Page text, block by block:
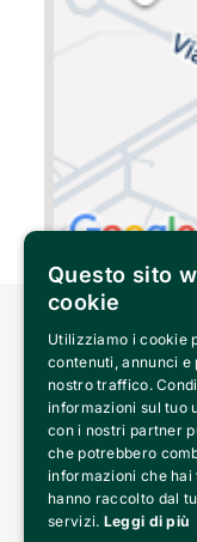
Questo sito
cookie
Utilizziamo i cookie
contenuti, annunci e
nostro traffico.
informazioni sul tuo
con i nostri partner
che potrebbero
informazioni che
hanno raccolto dal
servizi. Leggi di più